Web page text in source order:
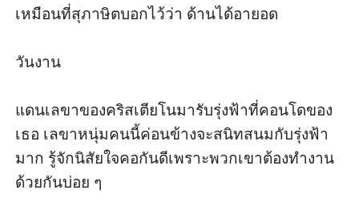
เหมือนที่สุภาษิตบอกไว้ว่า ด้านได้อายอด
วันงาน
แดนเลขาของคริสเตียโนมารับรุ่งฟ้าที่คอนโดของ
เธอ เลขาหนุ่มคนนี้ค่อนข้างจะสนิทสนมกับรุ่งฟ้า
มาก รู้จักนิสัยใจคอกันดีเพราะพวกเขาต้องทำงาน
ด้วยกันบ่อย ๆ